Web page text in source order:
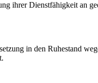
ihrer Dienstfähigkeit an
in den Ruhestand